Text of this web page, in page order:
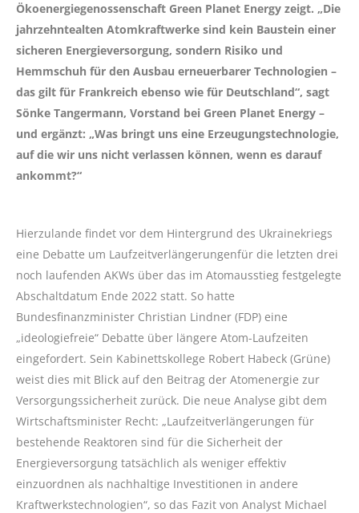
Ökoenergiegenossenschaft Green Planet Energy zeigt. „Die
jahrzehntealten Atomkraftwerke sind kein Baustein einer
sicheren Energieversorgung, sondern Risiko und
Hemmschuh für den Ausbau erneuerbarer Technologien –
das gilt für Frankreich ebenso wie für Deutschland“, sagt
Sönke Tangermann, Vorstand bei Green Planet Energy –
und ergänzt: „Was bringt uns eine Erzeugungstechnologie,
auf die wir uns nicht verlassen können, wenn es darauf
ankommt?“
Hierzulande findet vor dem Hintergrund des Ukrainekriegs
eine Debatte um Laufzeitverlängerungenfür die letzten drei
noch laufenden AKWs über das im Atomausstieg festgelegte
Abschaltdatum Ende 2022 statt. So hatte
Bundesfinanzminister Christian Lindner (FDP) eine
„ideologiefreie“ Debatte über längere Atom-Laufzeiten
eingefordert. Sein Kabinettskollege Robert Habeck (Grüne)
weist dies mit Blick auf den Beitrag der Atomenergie zur
Versorgungssicherheit zurück. Die neue Analyse gibt dem
Wirtschaftsminister Recht: „Laufzeitverlängerungen für
bestehende Reaktoren sind für die Sicherheit der
Energieversorgung tatsächlich als weniger effektiv
einzuordnen als nachhaltige Investitionen in andere
Kraftwerkstechnologien“, so das Fazit von Analyst Michael